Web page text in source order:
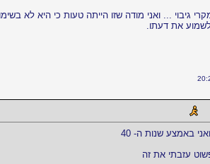
גיבוי ... ואני מודה שזו הייתה טעות כי היא לא
לשמוע את דעתו.
באמצע שנות ה- 40
עזבתי את זה